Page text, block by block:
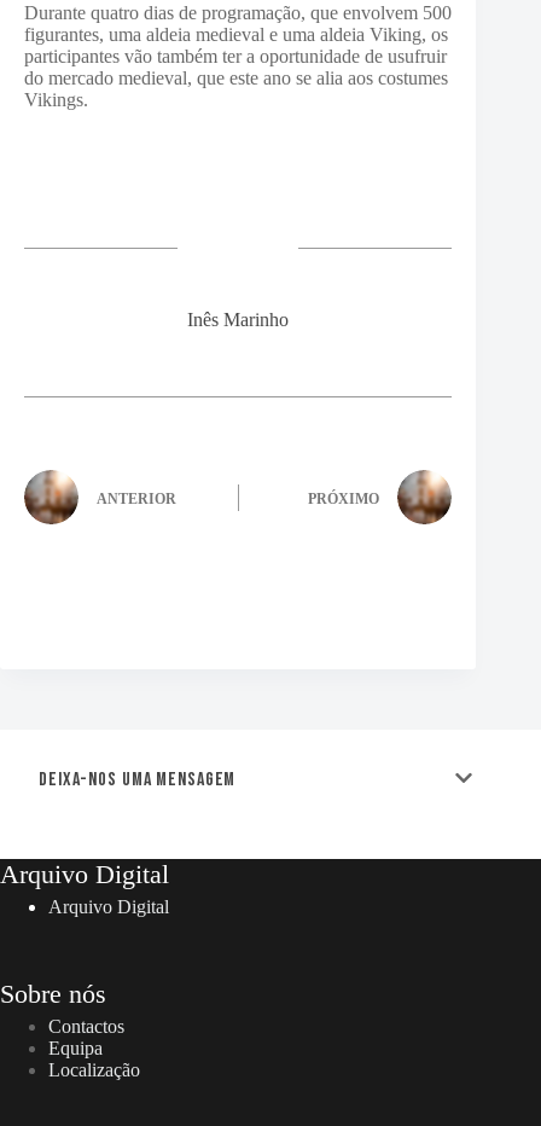
Durante quatro dias de programação, que envolvem 500
figurantes, uma aldeia medieval e uma aldeia Viking, os
participantes vão também ter a oportunidade de usufruir
do mercado medieval, que este ano se alia aos costumes
Vikings.
Inês Marinho
ANTERIOR PRÓXIMO
Deixa-nos uma mensagem
Arquivo Digital
Arquivo Digital
Sobre nós
Contactos
Equipa
Localização